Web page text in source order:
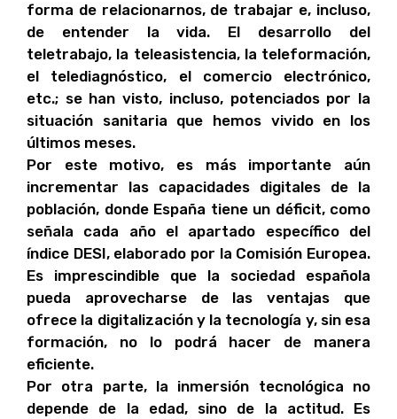
forma de relacionarnos, de trabajar e, incluso,
de entender la vida. El desarrollo del
teletrabajo, la teleasistencia, la teleformación,
el telediagnóstico, el comercio electrónico,
etc.; se han visto, incluso, potenciados por la
situación sanitaria que hemos vivido en los
últimos meses.
Por este motivo, es más importante aún
incrementar las capacidades digitales de la
población, donde España tiene un déficit, como
señala cada año el apartado específico del
índice DESI, elaborado por la Comisión Europea.
Es imprescindible que la sociedad española
pueda aprovecharse de las ventajas que
ofrece la digitalización y la tecnología y, sin esa
formación, no lo podrá hacer de manera
eficiente.
Por otra parte, la inmersión tecnológica no
depende de la edad, sino de la actitud. Es